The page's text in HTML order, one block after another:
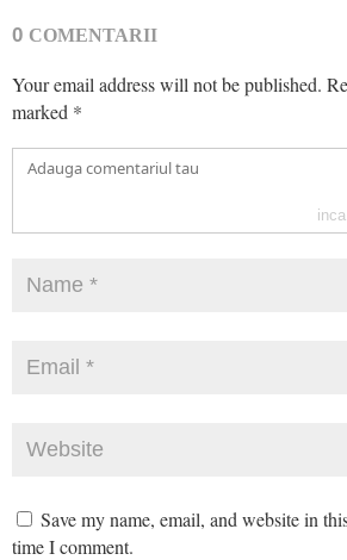
0 COMENTARII
Your email address will not be published.
marked *
inca
Save my name, email, and website in
time I comment.